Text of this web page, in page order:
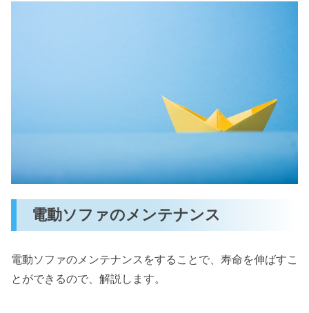
電動ソファのメンテナンス
電動ソファのメンテナンスをすることで、寿命を伸ばすこ
とができるので、解説します。